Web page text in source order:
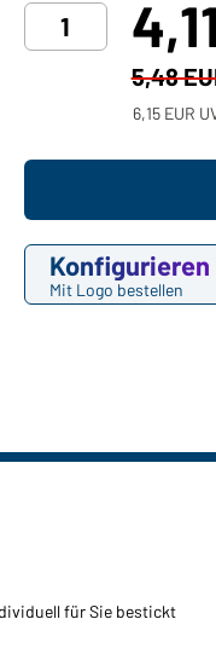
5,48
6,15 EUR
Konfigurieren
Mit Logo bestellen
für Sie bestickt